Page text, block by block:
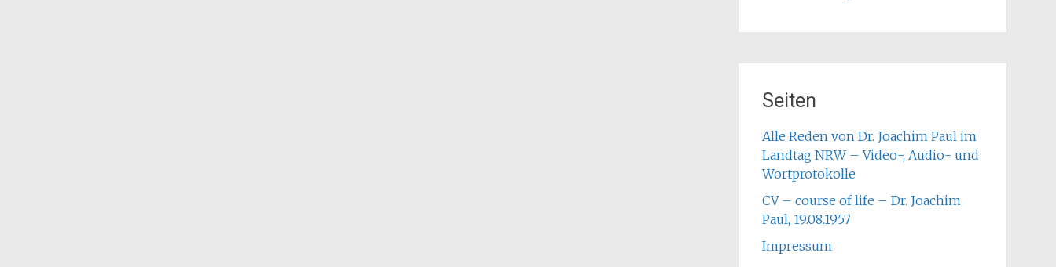
Seiten
Alle Reden von Dr. Joachim Paul im
Landtag NRW – Video-, Audio- und
Wortprotokolle
CV – course of life – Dr. Joachim
Paul, 19.08.1957
Impressum